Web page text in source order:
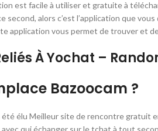
est facile à utiliser et gratuite à
second, alors c’est l’application que
application vous permet de trouver et
À Yochat –
Bazoocam ?
été élu Meilleur site de rencontre gratuit
qui échanger sur le tchat à tout